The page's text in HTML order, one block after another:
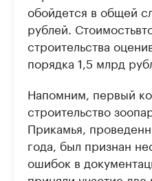
обойдется в общей
рублей.
строительства
порядка 1,5 млрд
Напомним, первый
строительство
Прикамья,
года, был признан
ошибок в